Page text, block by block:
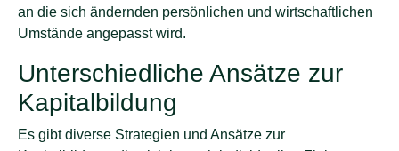
an die sich ändernden persönlichen und wirtschaftlichen
Umstände angepasst wird.
Unterschiedliche Ansätze zur
Kapitalbildung
Es gibt diverse Strategien und Ansätze zur